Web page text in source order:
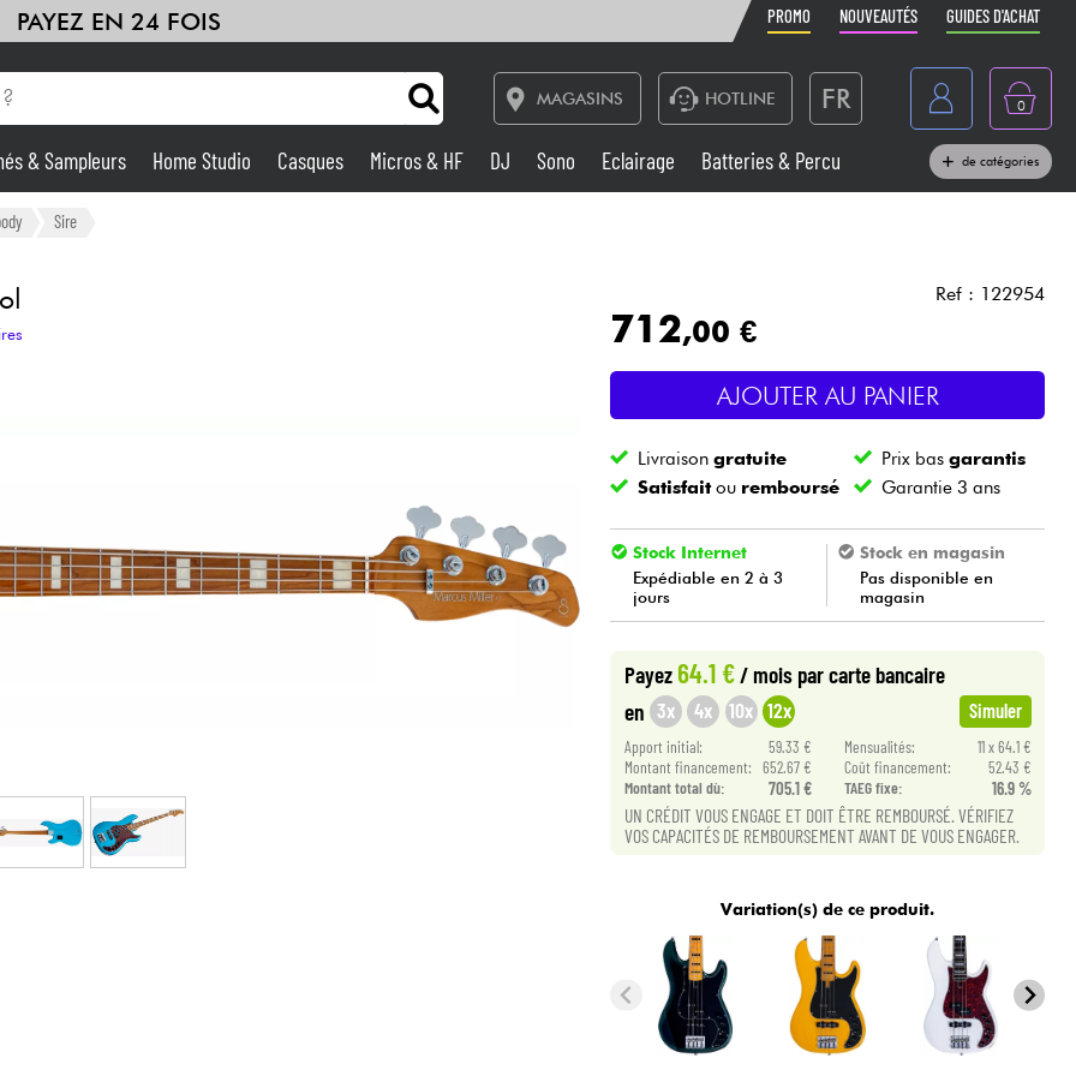
PAYEZ EN 24 FOIS PROMO NOUVEAUTÉS GUIDES D'ACHAT
MAGASINS HOTLINE FR
Belgique
België
Nederland
0
Sono
Vents
Câbles & Access.
Packs
Voir nos marques
& Sampleurs Home Studio Casques Micros & HF DJ Sono Eclairage Batteries & Percu de catégories
Sire
Ref : 122954
712,00 €
AJOUTER AU PANIER
Livraisongratuite Prix bas garantis
Satisfaitou remboursé Garantie 3 ans
Stock Internet
Expédiable en 2 à 3
jours
Stock en magasin
Pas disponible en
magasin
Payez64.1 €/ mois par carte bancaire
en 3x 4x 10x 12x Simuler
Apport initial: 59.33 € Mensualités:
11 x 64.1 €
Montant financement: 652.67 € Coût financement:
52.43 €
Montant total dù:
705.1 € TAEG fixe: 16.9 %
UN CRÉDIT VOUS ENGAGE ET DOIT ÊTRE REMBOURSÉ. VÉRIFIEZ
VOS CAPACITÉS DE REMBOURSEMENT AVANT DE VOUS ENGAGER.
Variation(s) de ce produit.